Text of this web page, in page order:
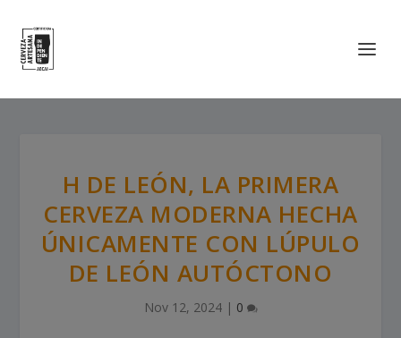
H DE LEÓN, LA PRIMERA
CERVEZA MODERNA HECHA
ÚNICAMENTE CON LÚPULO
DE LEÓN AUTÓCTONO
Nov 12, 2024| 0